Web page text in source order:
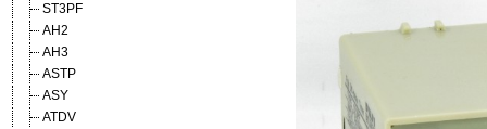
ST3PF
AH2
AH3
ASTP
ASY
ATDV